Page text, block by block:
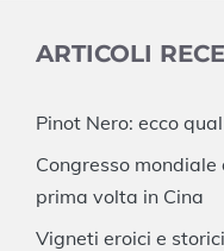
ARTICOLI
Pinot Nero: ecco
Congresso
prima volta in Cina
Vigneti eroici e